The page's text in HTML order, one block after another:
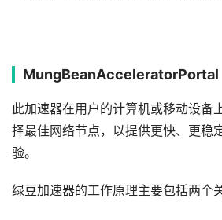
MungBeanAcceleratorPortal
此加速器在用户的计算机或移动设备
择最佳网络节点，以提供更快、更稳
验。
绿豆加速器的工作原理主要包括两个